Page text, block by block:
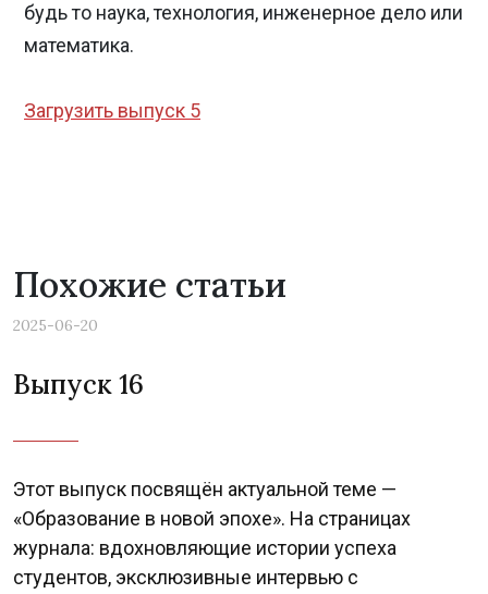
будь то наука, технология, инженерное дело или
математика.
Загрузить выпуск 5
Похожие статьи
2025-06-20
Выпуск 16
Этот выпуск посвящён актуальной теме —
«Образование в новой эпохе». На страницах
журнала: вдохновляющие истории успеха
студентов, эксклюзивные интервью с